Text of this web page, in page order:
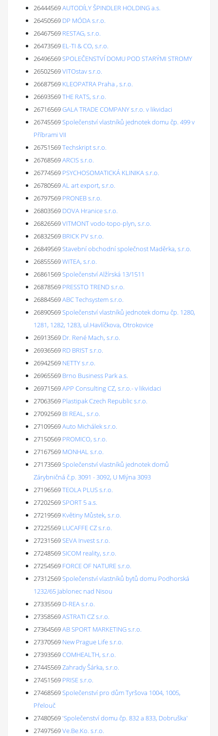
26444569AUTODÍLY ŠPINDLER HOLDING a.s.
26450569 DP MÓDA s.r.o.
26467569 RESTAG, s.r.o.
26473569 EL-TI & CO, s.r.o.
26496569SPOLEČENSTVÍ DOMU POD STARÝMI STROMY
26502569VITOstav s.r.o.
26687569 KLEOPATRA Praha , s.r.o.
26693569THE RATS, s.r.o.
26716569GALA TRADE COMPANY s.r.o. v likvidaci
26745569Společenství vlastníků jednotek domu čp. 499 v
Příbrami VII
26751569Techskript s.r.o.
26768569ARCIS s.r.o.
26774569 PSYCHOSOMATICKÁ KLINIKA s.r.o.
26780569AL art export, s.r.o.
26797569 PRONEB s.r.o.
26803569 DOVA Hranice s.r.o.
26826569VITMONT vodo-topo-plyn, s.r.o.
26832569 BRICK PV s.r.o.
26849569Stavební obchodní společnost Maděrka, s.r.o.
26855569WITEA, s.r.o.
26861569Společenství Alžírská 13/1511
26878569 PRESSTO TREND s.r.o.
26884569ABC Techsystem s.r.o.
26890569Společenství vlastníků jednotek domu čp. 1280,
1281, 1282, 1283, ul.Havlíčkova, Otrokovice
26913569 Dr. René Mach, s.r.o.
26936569 RD BRIST s.r.o.
26942569 NETTY s.r.o.
26965569 Brno Business Park a.s.
26971569APP Consulting CZ, s.r.o.- v likvidaci
27063569 Plastipak Czech Republic s.r.o.
27092569 BI REAL, s.r.o.
27109569Auto Michálek s.r.o.
27150569 PROMICO, s.r.o.
27167569 MONHAL s.r.o.
27173569Společenství vlastníků jednotek domů
Zárybničná č.p. 3091 - 3092, U Mlýna 3093
27196569TEOLA PLUS s.r.o.
27202569SPORT 5 a.s.
27219569 Květiny Můstek, s.r.o.
27225569 LUCAFFE CZ s.r.o.
27231569SEVA Invest s.r.o.
27248569SICOM reality, s.r.o.
27254569 FORCE OF NATURE s.r.o.
27312569Společenství vlastníků bytů domu Podhorská
1232/65 Jablonec nad Nisou
27335569 D-REA s.r.o.
27358569ASTRATI CZ s.r.o.
27364569AB SPORT MARKETING s.r.o.
27370569 New Prague Life s.r.o.
27393569COMHEALTH, s.r.o.
27445569Zahrady Šárka, s.r.o.
27451569 PRISE s.r.o.
27468569Společenství pro dům Tyršova 1004, 1005,
Přelouč
27480569'Společenství domu čp. 832 a 833, Dobruška'
27497569Ve.Be.Ko. s.r.o.